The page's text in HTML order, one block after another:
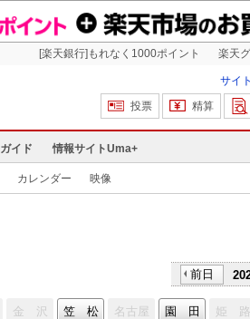
[楽天銀行]もれなく1000ポイント 楽天
サイ
投票
精算
ガイド 情報サイトUma+
カレンダー 映像
前日
金 沢 笠 松 名古屋 園 田 姫 路